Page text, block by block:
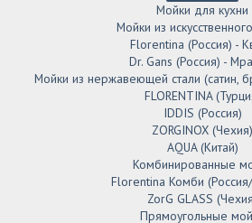
Мойки для кухни
Мойки из
Florentina (Россия) -
Dr. Gans (Россия) -
Мойки из нержавеющей стали (сатин,
FLORENTINA
IDDIS (Россия)
ZORGINOX (Чехия)
AQUA (Китай)
Комбинированные
Florentina Комби
ZorG GLASS
Прямоугольные